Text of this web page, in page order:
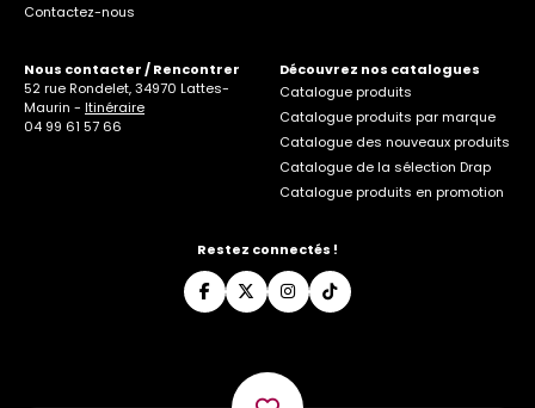
Contactez-nous
Nous contacter / Rencontrer
52 rue Rondelet, 34970 Lattes-
Maurin - Itinéraire
04 99 61 57 66
Découvrez nos catalogues
Catalogue produits
Catalogue produits par marque
Catalogue des nouveaux produits
Catalogue de la sélection Drap
Catalogue produits en promotion
Restez connectés !